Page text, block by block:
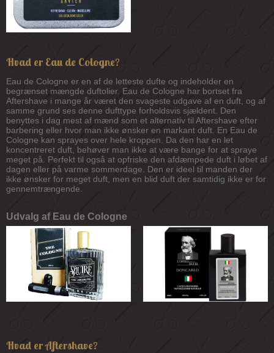
Hvad er Eau de Cologne?
Eau de Cologne er en af de letteste dufte og indeholder en
begrænset mængde duftolier. Eau de Cologne har bortset fra
Aftershave i mange år været den svageste udgave af en duft, og af
samme grund ses denne dufttype forholdsvis sjældent. Den
benyttes i dag mest af mænd som et alternativ til Aftershave efter
barbering eller hvor man ikke ønsker en markant duft. En Eau de
Cologne kan sprayes over hele kroppen. Da den har en let
koncentreret duft, behøver man ikke at være bange for at spraye
meget på. Perfekt til også at opfriske den afdæmpede duft i løbet af
dagen eller på varme sommerdage. Den er ideel til manden der
ikke ønsker for meget duft, men en blid duft der samtidig ikke er for
gennemtrængende.
Udvalg af Eau de Cologne
Hvad er Aftershave?